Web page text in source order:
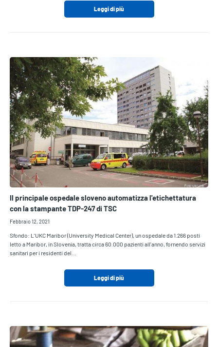
Leggi di più
Il principale ospedale sloveno automatizza l'etichettatura
con la stampante TDP-247 di TSC
Febbraio 12, 2021
Sfondo: L'UKC Maribor (University Medical Center), un ospedale da 1.266 posti
letto a Maribor, in Slovenia, tratta circa 60.000 pazienti all'anno, fornendo servizi
sanitari per i residenti del…
Leggi di più